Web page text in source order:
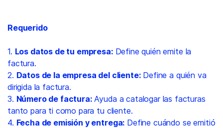
Requerido
1. Los datos de tu empresa:Define quién emite la
factura.
2. Datos de la empresa del cliente:Define a quién va
dirigida la factura.
3. Número de factura:Ayuda a catalogar las facturas
tanto para ti como para tu cliente.
4. Fecha de emisión y entrega: Define cuándo se emitió